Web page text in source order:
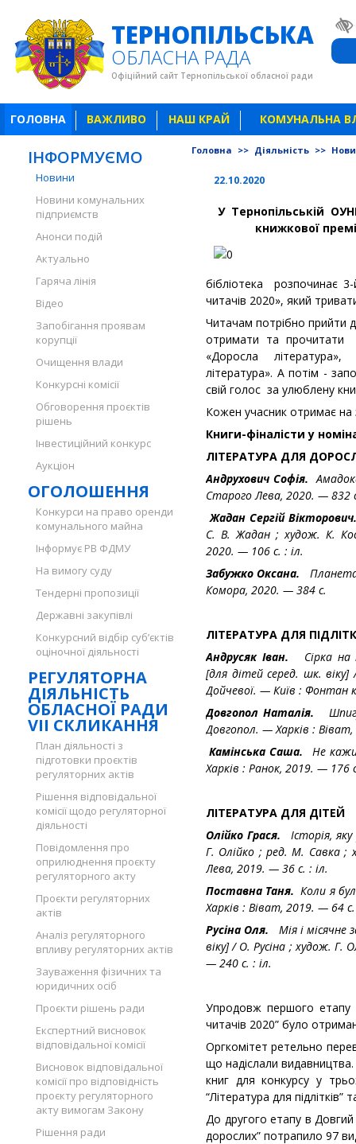
ТЕРНОПІЛЬСЬКА
ОБЛАСНА РАДА
Офіційний сайт Тернопільської обласної ради
ГОЛОВНА ВАЖЛИВО НАШ КРАЙ КОМУНАЛЬНА
ІНФОРМУЄМО
Новини
Новини комунальних
підприємств
Анонси подій
Актуально
Гаряча лінія
Відео
Запобігання проявам
корупції
Очищення влади
Конкурсні комісії
Обговорення проєктів
рішень
Інвестиційний конкурс
Аукціон
ОГОЛОШЕННЯ
Конкурси на право оренди
комунального майна
Інформує РВ ФДМУ
На вимогу суду
Тендерні пропозиції
Державні закупівлі
Конкурсний відбір суб’єктів
оціночної діяльності
РЕГУЛЯТОРНА
ДІЯЛЬНІСТЬ
ОБЛАСНОЇ РАДИ
VII СКЛИКАННЯ
План діяльності з
підготовки проєктів
регуляторних актів
Рішення відповідальної
комісії щодо регуляторної
діяльності
Повідомлення про
оприлюднення проєкту
регуляторного акту
Проєкти регуляторних
актів
Аналіз регуляторного
впливу регуляторних актів
Зауваження фізичних та
юридичних осіб
Проєкти рішень ради
Експертний висновок
відповідальної комісії
Висновок відповідальної
комісії про відповідність
проєкту регуляторного
акту вимогам Закону
Рішення ради
Головна >> Діяльність >>
22.10.2020
У Тернопільській
книжкової
бібліотека розпочинає
читачів 2020», який
Читачам потрібно прийти
отримати та прочитати
«Доросла література»,
література». А потім -
свій голос за улюблену
Кожен учасник отримає на
Книги-фіналісти у
ЛІТЕРАТУРА ДЛЯ
Андрухович Софія.
Старого Лева, 2020. — 832
Жадан Сергій
С. В. Жадан ; худож. К.
2020. — 106 с. : іл.
Забужко Оксана.
Комора, 2020. — 384 с.
ЛІТЕРАТУРА ДЛЯ
Андрусяк Іван. Сірка
[для дітей серед. шк.
Дойчевої. — Київ : Фонтан
Довгопол Наталія.
Довгопол. — Харків :
Камінська Саша.
Не
Харків : Ранок, 2019. — 176
ЛІТЕРАТУРА ДЛЯ ДІТЕЙ
Олійко Грася.Історія,
Г. Олійко ; ред. М. Савка ;
Лева, 2019. — 36 с. : іл.
Поставна Таня. Коли я
Харків : Віват, 2019. — 64
Русіна Оля. Мія і
віку] / О. Русіна ; худож. Г.
— 240 с. : іл.
Упродовж першого етапу
читачів 2020” було
Оргкомітет ретельно
що надіслали
книг для конкурсу у
“Література для підлітків”
До другого етапу в Довгий
дорослих” потрапило 97